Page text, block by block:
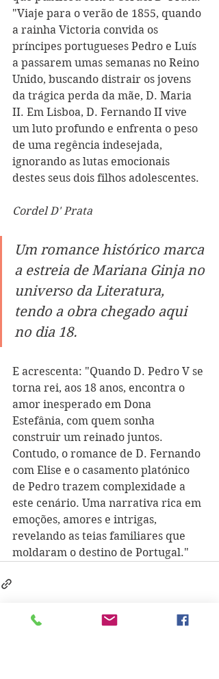
"Viaje para o verão de 1855, quando
a rainha Victoria convida os
príncipes portugueses Pedro e Luís
a passarem umas semanas no Reino
Unido, buscando distrair os jovens
da trágica perda da mãe, D. Maria
II. Em Lisboa, D. Fernando II vive
um luto profundo e enfrenta o peso
de uma regência indesejada,
ignorando as lutas emocionais
destes seus dois filhos adolescentes.
Cordel D' Prata
Um romance histórico marca
a estreia de Mariana Ginja no
universo da Literatura,
tendo a obra chegado aqui
no dia 18.
E acrescenta: "Quando D. Pedro V se
torna rei, aos 18 anos, encontra o
amor inesperado em Dona
Estefânia, com quem sonha
construir um reinado juntos.
Contudo, o romance de D. Fernando
com Elise e o casamento platónico
de Pedro trazem complexidade a
este cenário. Uma narrativa rica em
emoções, amores e intrigas,
revelando as teias familiares que
moldaram o destino de Portugal."